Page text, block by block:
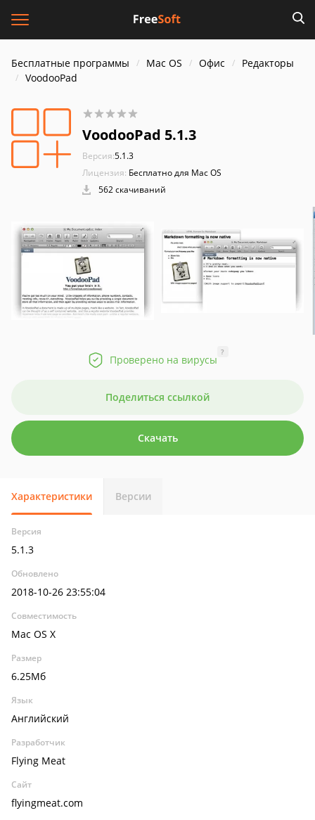
Бесплатные программы Mac OS Офис
Редакторы
VoodooPad
VoodooPad 5.1.3
Версия:5.1.3
Лицензия: Бесплатно для Mac OS
562 скачиваний
Проверено на вирусы
?
Поделиться ссылкой
Скачать
Характеристики Версии
Версия
5.1.3
Обновлено
2018-10-26 23:55:04
Совместимость
Mac OS X
Размер
6.25Мб
Язык
Английский
Разработчик
Flying Meat
Сайт
flyingmeat.com